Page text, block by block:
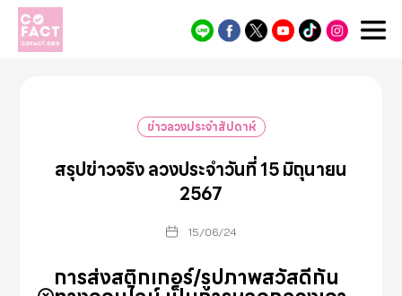
Cofact
ข่าวลวงประจำสัปดาห์
สรุปข่าวจริง ลวงประจำวันที่ 15 มิถุนายน
2567
15/06/24
การส่งสติกเกอร์/รูปภาพสวัสดีกัน